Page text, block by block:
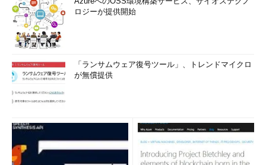
ロジーが提供開始
「ランサムウェア復号ツール」、トレンドマイクロ
が無償提供